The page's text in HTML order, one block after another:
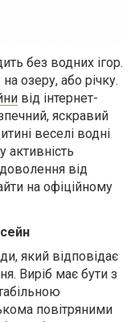
без водних ігор.
озеру, або річку.
від інтернет-
яскравий
веселі водні
активність
від
на офіційному
який відповідає
Виріб має бути з
повітряними